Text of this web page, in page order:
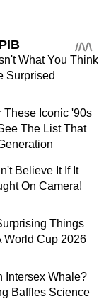
What You Think
Surprised
These Iconic '90s
The List That
Believe It If It
On Camera!
Things
World Cup 2026
Intersex Whale?
Baffles Science